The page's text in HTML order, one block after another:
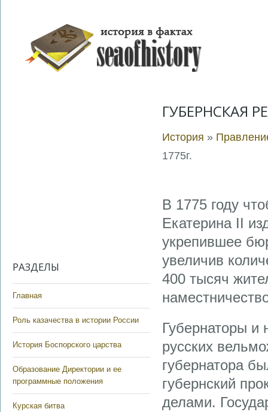
РАЗДЕЛЫ
Главная
Роль казачества в истории России
История Боспорского царства
Образование Директории и ее
программные положения
Курская битва
ГУБЕРНСКАЯ
История »
1775г.
В 1775 году
Екатерина II
укрепившее
увеличив
400 тысяч
Губернаторы и
русских
губернатора
губернский
делами.